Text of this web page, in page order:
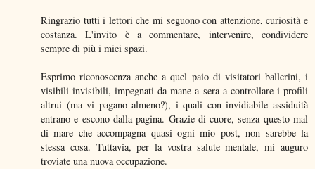
Ringrazio tutti i lettori che mi seguono con attenzione, curiosità e
costanza. L'invito è a commentare, intervenire, condividere
sempre di più i miei spazi.
Esprimo riconoscenza anche a quel paio di visitatori ballerini, i
visibili-invisibili, impegnati da mane a sera a controllare i profili
altrui (ma vi pagano almeno?), i quali con invidiabile assiduità
entrano e escono dalla pagina. Grazie di cuore, senza questo mal
di mare che accompagna quasi ogni mio post, non sarebbe la
stessa cosa. Tuttavia, per la vostra salute mentale, mi auguro
troviate una nuova occupazione.